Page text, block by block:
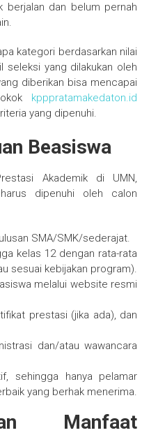
berjalan dan belum pernah
kategori berdasarkan nilai
seleksi yang dilakukan oleh
diberikan bisa mencapai
kpppratamakedaton.id
yang dipenuhi.
Beasiswa
Akademik di UMN,
dipenuhi oleh calon
SMA/SMK/sederajat.
kelas 12 dengan rata-rata
sesuai kebijakan program).
melalui website resmi
prestasi (jika ada), dan
dan/atau wawancara
sehingga hanya pelamar
yang berhak menerima.
Manfaat